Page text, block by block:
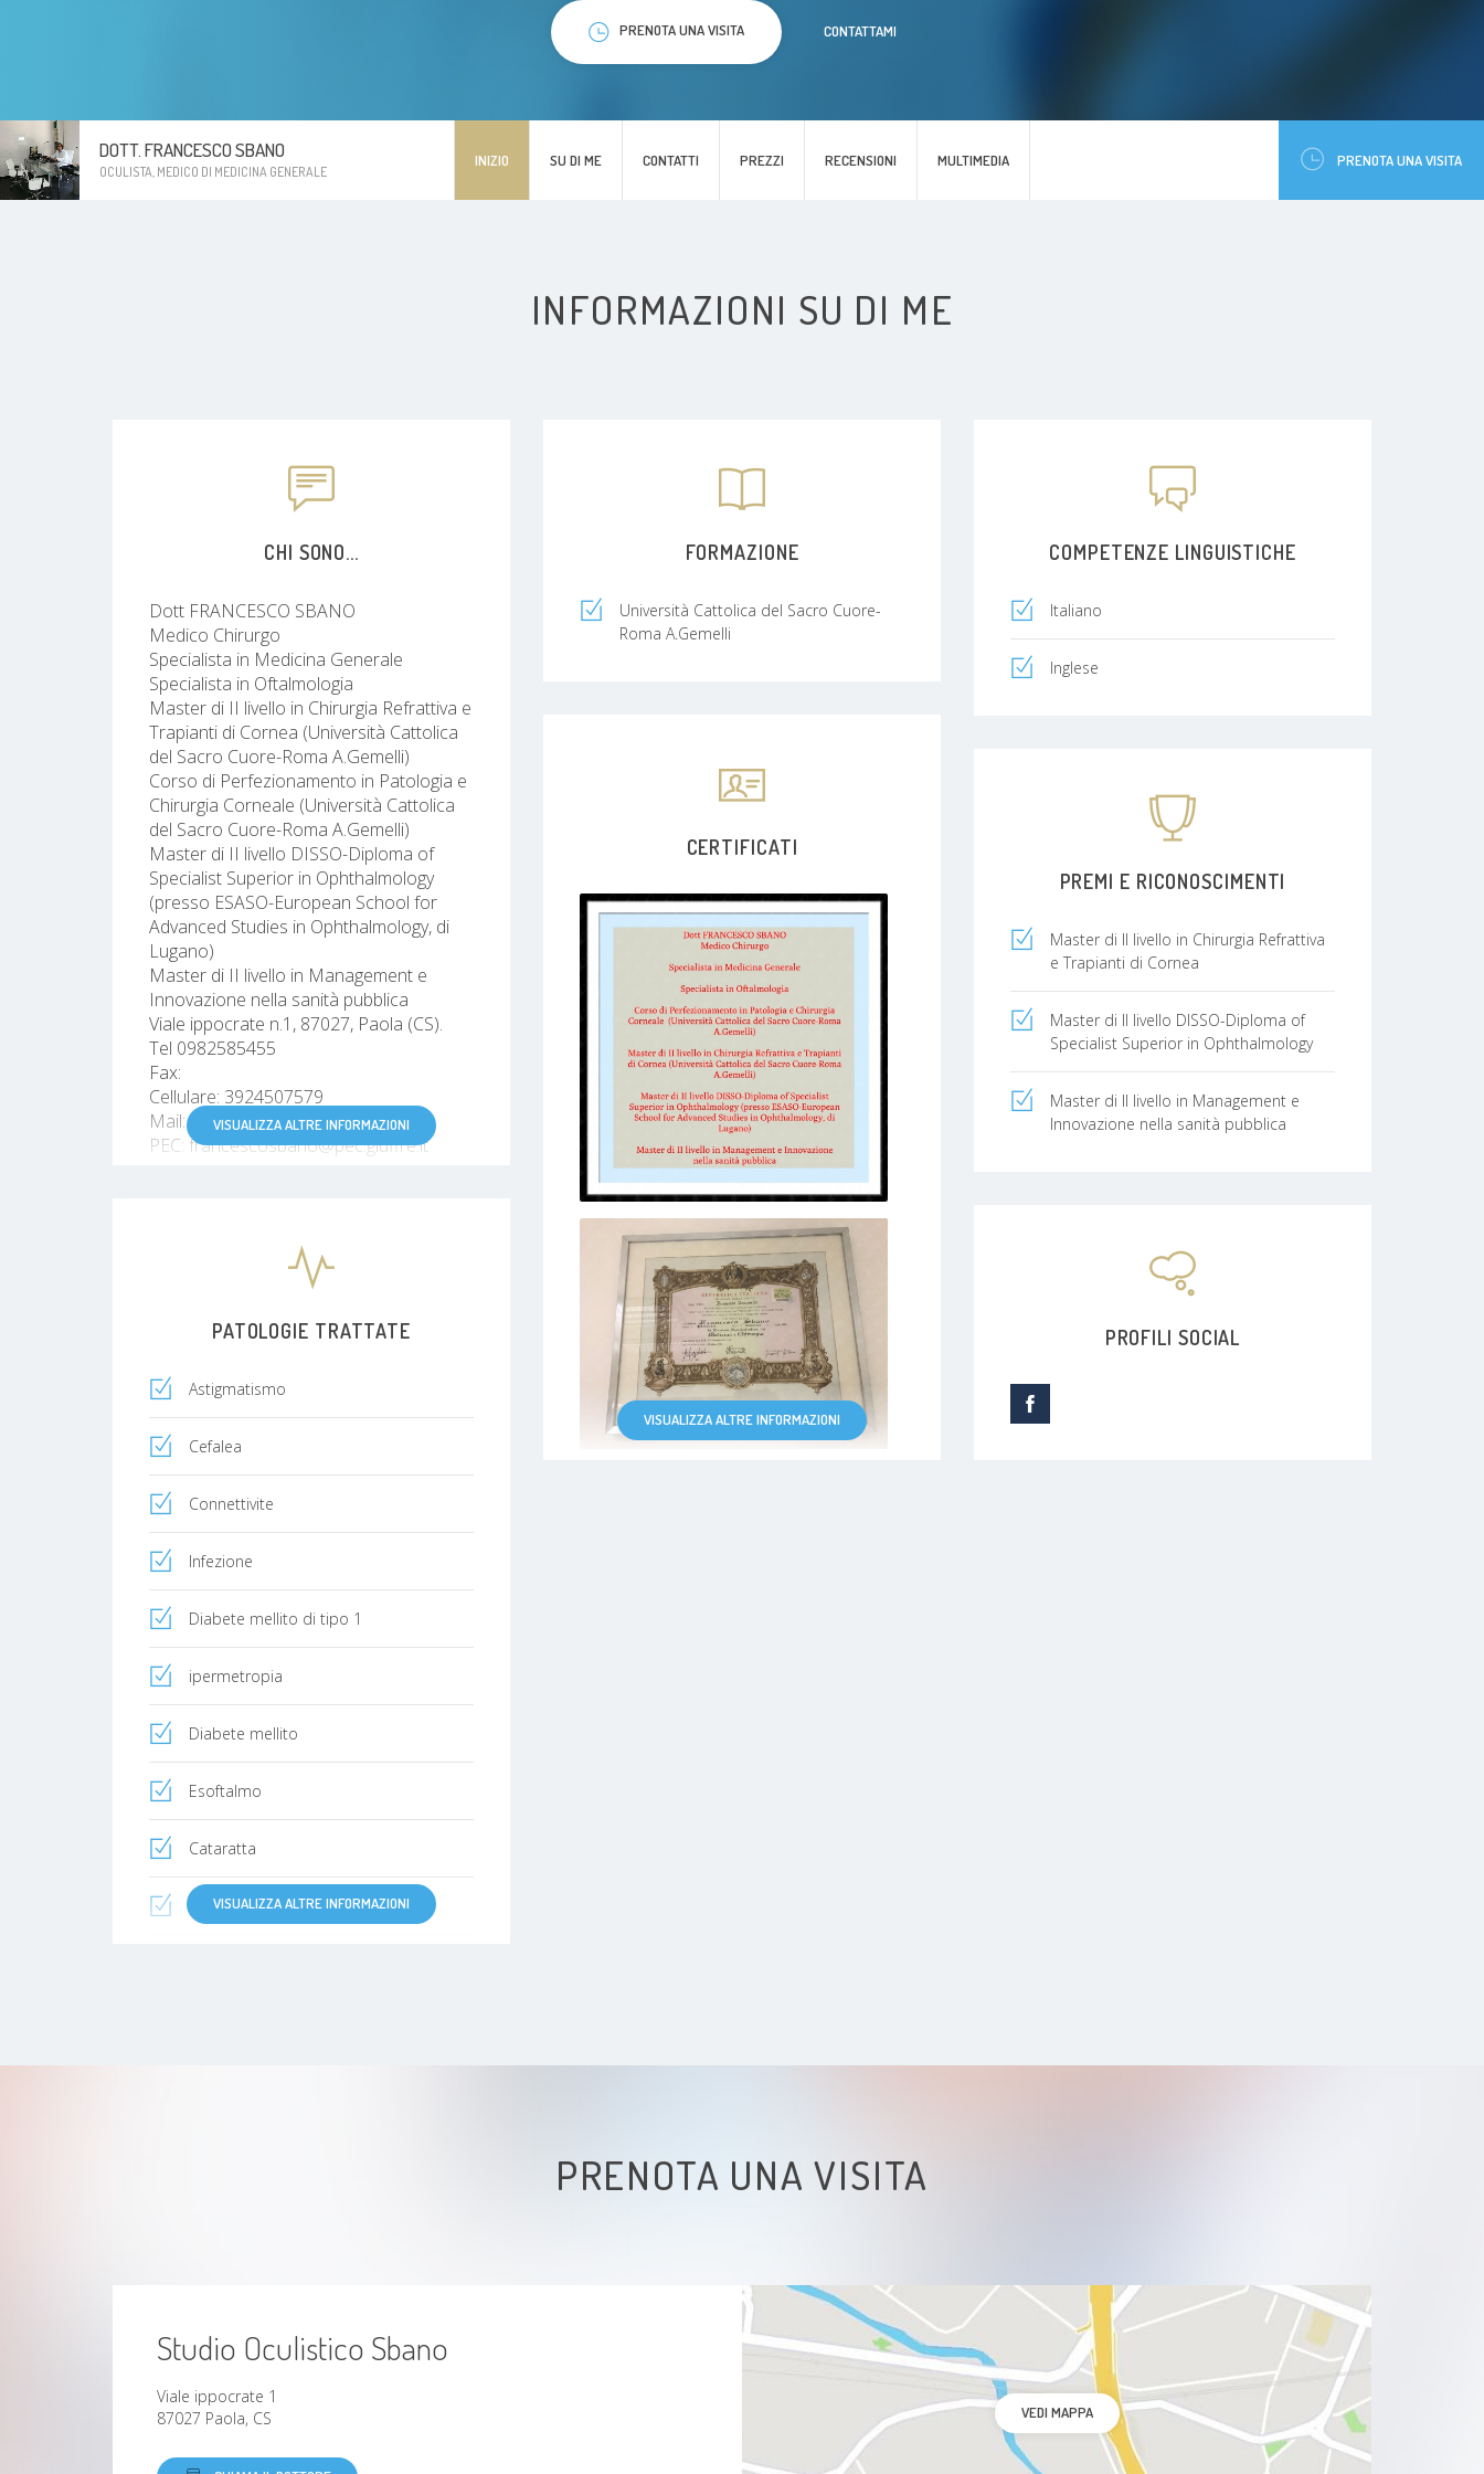
DOTT. FRANCESCO SBANO
OCULISTA, MEDICO DI MEDICINA GENERALE
INIZIO SU DI ME CONTATTI PREZZI RECENSIONI MULTIMEDIA PRENOTA UNA VISITA
PRENOTA UNA VISITA CONTATTAMI
INFORMAZIONI SU DI ME
CHI SONO...
Dott FRANCESCO SBANO
Medico Chirurgo
Specialista in Medicina Generale
Specialista in Oftalmologia
Master di II livello in Chirurgia Refrattiva e
Trapianti di Cornea (Università Cattolica
del Sacro Cuore-Roma A.Gemelli)
Corso di Perfezionamento in Patologia e
Chirurgia Corneale (Università Cattolica
del Sacro Cuore-Roma A.Gemelli)
Master di II livello DISSO-Diploma of
Specialist Superior in Ophthalmology
(presso ESASO-European School for
Advanced Studies in Ophthalmology, di
Lugano)
Master di II livello in Management e
Innovazione nella sanità pubblica
Viale ippocrate n.1, 87027, Paola (CS).
Tel 0982585455
Fax:
Cellulare: 3924507579
Mail: francescosbano@libero.it
PEC: francescosbano@pec.giuffre.it
VISUALIZZA ALTRE INFORMAZIONI
FORMAZIONE
Università Cattolica del Sacro Cuore-
Roma A.Gemelli
COMPETENZE LINGUISTICHE
Italiano
Inglese
CERTIFICATI
VISUALIZZA ALTRE INFORMAZIONI
PREMI E RICONOSCIMENTI
Master di II livello in Chirurgia Refrattiva
e Trapianti di Cornea
Master di II livello DISSO-Diploma of
Specialist Superior in Ophthalmology
Master di II livello in Management e
Innovazione nella sanità pubblica
PATOLOGIE TRATTATE
Astigmatismo
Cefalea
Connettivite
Infezione
Diabete mellito di tipo 1
ipermetropia
Diabete mellito
Esoftalmo
Cataratta
Occhio secco
Glaucoma
Degenerazione maculare
VISUALIZZA ALTRE INFORMAZIONI
PROFILI SOCIAL
PRENOTA UNA VISITA
Studio Oculistico Sbano
Viale ippocrate 1
87027 Paola, CS
VEDI MAPPA